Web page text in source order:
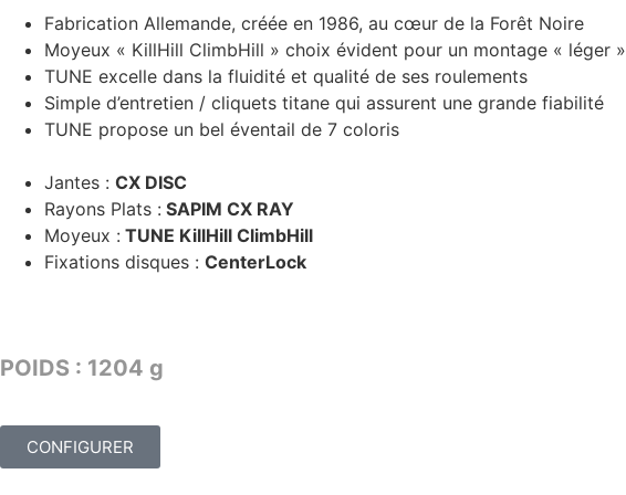
Fabrication Allemande, créée en 1986, au cœur de la Forêt Noire
Moyeux « KillHill ClimbHill » choix évident pour un montage « léger »
TUNE excelle dans la fluidité et qualité de ses roulements
Simple d’entretien / cliquets titane qui assurent une grande fiabilité
TUNE propose un bel éventail de 7 coloris
Jantes : CX DISC
Rayons Plats : SAPIM CX RAY
Moyeux : TUNE KillHill ClimbHill
Fixations disques : CenterLock
POIDS : 1204 g
CONFIGURER